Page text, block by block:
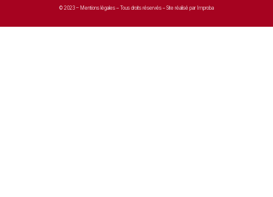
© 2023 – Mentions légales – Tous droits réservés – Site réalisé par Improba